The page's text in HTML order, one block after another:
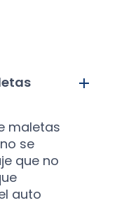
maletas
se
que no
auto